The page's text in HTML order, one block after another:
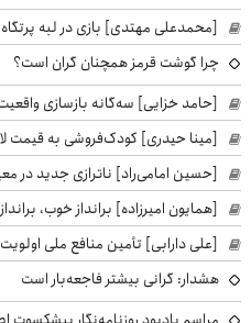
[محمدعلی مهتدی] بازی در لبه پرتگاه
چرا گوشت قرمز همچنان گران است؟
[حامد خزایی] سه‌گانه بازسازی
[مینا حیدری] کودک‌فروشی به قیمت
[حسین امامی‌راد] ناترازی جدید در
[همایون امیرزاده] برانداز خوب،
[علی دارابی] تأمین منافع ملی
هشدار: گرانی بیشتر فاجعه‌بار است